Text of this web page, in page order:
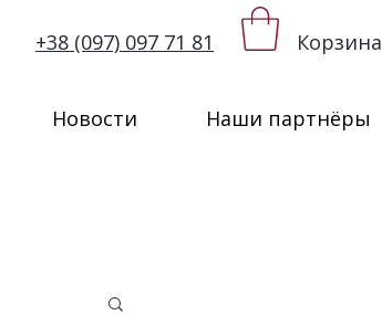
+38 (097) 097 71 81 Корзина
Новости Наши партнёры